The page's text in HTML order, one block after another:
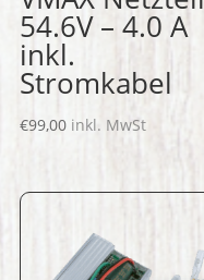
54.6V – 4.0 A
inkl.
Stromkabel
€99,00 inkl. MwSt